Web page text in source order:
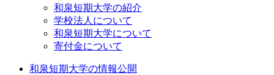
和泉短期大学の紹介
学校法人について
和泉短期大学について
寄付金について
和泉短期大学の情報公開